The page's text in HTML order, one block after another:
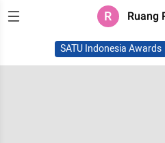
R Ruang
SATU Indonesia Awards